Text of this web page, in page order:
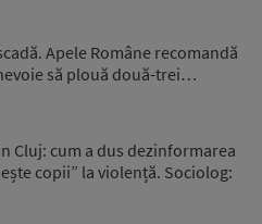
Apele Române recomandă
să plouă două-trei…
Cluj: cum a dus dezinformarea
copii” la violență. Sociolog: